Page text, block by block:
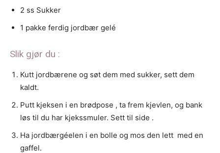
2 ss Sukker
1 pakke ferdig jordbær gelé
Slik gjør du :
Kutt jordbærene og søt dem med sukker, sett dem
kaldt.
Putt kjeksen i en brødpose , ta frem kjevlen, og bank
løs til du har kjekssmuler. Sett til side .
Ha jordbærgéelen i en bolle og mos den lett med en
gaffel.